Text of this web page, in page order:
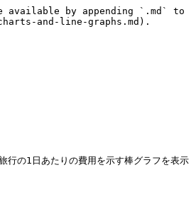
available by appending `.md` to
and-line-graphs.md).
1日あたりの費用を示す棒グラフを表示